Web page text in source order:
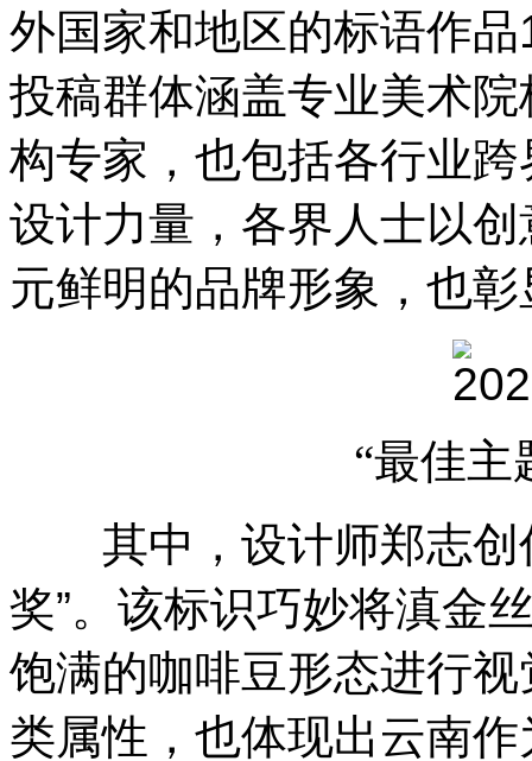
外国家和地区的标语作
投稿群体涵盖专业美术
构专家，也包括各行业
设计力量，各界人士以
元鲜明的品牌形象，也
“最佳主
其中，设计师郑志创
奖”。该标识巧妙将滇金
饱满的咖啡豆形态进行
类属性，也体现出云南